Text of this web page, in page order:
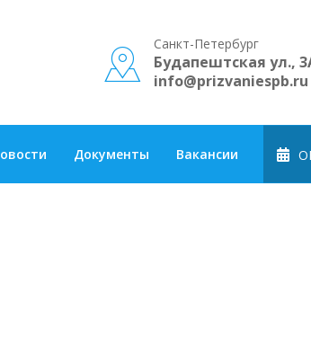
Санкт-Петербург
Будапештская ул.,
info@prizvaniespb.ru
Документы Вакансии